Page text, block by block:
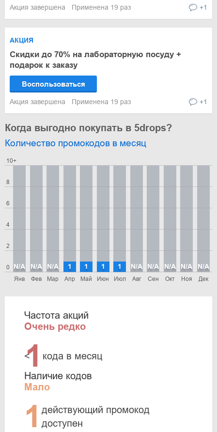
Акция завершена Применена 19 раз +1
АКЦИЯ
Скидки до 70% на лабораторную посуду +
подарок к заказу
Воспользоваться
Акция завершена Применена 19 раз +1
Когда выгодно покупать в 5drops?
Количество промокодов в месяц
0
2
4
6
8
10+
Янв
N/A
Фев
N/A
Мар
N/A
Апр
1
Май
1
Июн
1
Июл
1
Авг
N/A
Сен
N/A
Окт
N/A
Ноя
N/A
Дек
N/A
Частота акций
Очень редко
<
1 кода в месяц
Наличие кодов
Мало
1 действующий промокод
доступен